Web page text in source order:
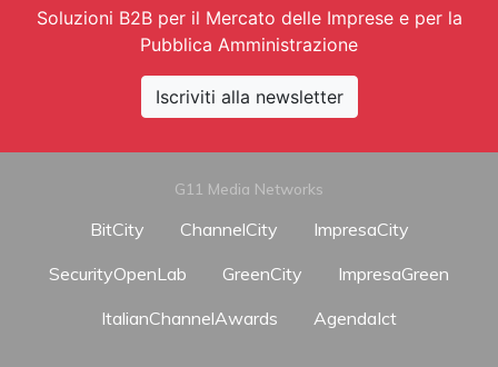
Soluzioni B2B per il Mercato delle Imprese e per la
Pubblica Amministrazione
Iscriviti alla newsletter
G11 Media Networks
BitCity ChannelCity
ImpresaCity
SecurityOpenLab
GreenCity
ImpresaGreen
ItalianChannelAwards
AgendaIct